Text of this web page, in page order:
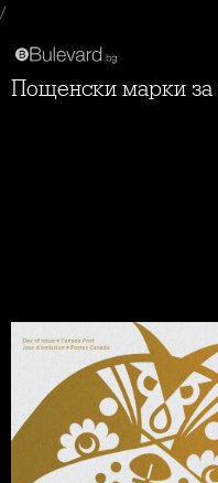
/
Пощенски марки